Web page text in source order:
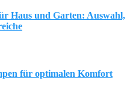
Haus und Garten: Auswahl,
für optimalen Komfort